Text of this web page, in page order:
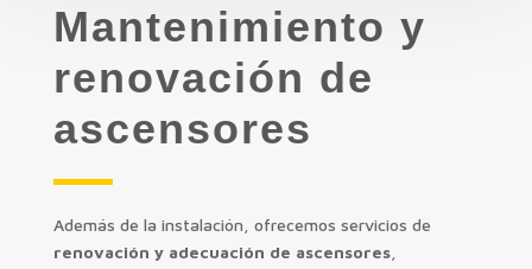
Mantenimiento y
renovación de
ascensores
Además de la instalación, ofrecemos servicios de
renovación y adecuación de ascensores,